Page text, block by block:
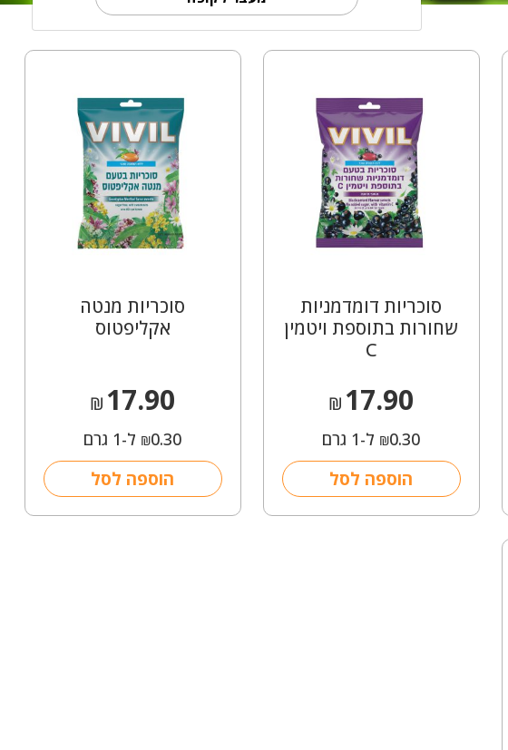
סוכריות דומדמניות
שחורות בתוספת ויטמין
C
₪ 17.90
₪0.30 ל-1 גרם
הוספה לסל
סוכריות מנטה
אקליפטוס
₪ 17.90
₪0.30 ל-1 גרם
הוספה לסל